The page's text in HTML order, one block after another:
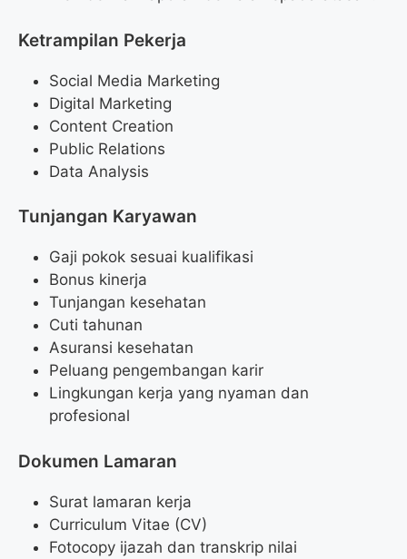
Ketrampilan Pekerja
Social Media Marketing
Digital Marketing
Content Creation
Public Relations
Data Analysis
Tunjangan Karyawan
Gaji pokok sesuai kualifikasi
Bonus kinerja
Tunjangan kesehatan
Cuti tahunan
Asuransi kesehatan
Peluang pengembangan karir
Lingkungan kerja yang nyaman dan
profesional
Dokumen Lamaran
Surat lamaran kerja
Curriculum Vitae (CV)
Fotocopy ijazah dan transkrip nilai